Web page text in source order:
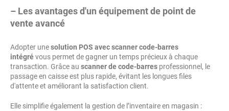
– Les avantages d'un équipement de point de
vente avancé
Adopter unesolution POS avec scanner code-barres
intégrévous permet de gagner un temps précieux à chaque
transaction. Grâce au scanner de code-barres professionnel, le
passage en caisse est plus rapide, évitant les longues files
d'attente et améliorant la satisfaction client.
Elle simplifie également la gestion de l’inventaire en magasin :